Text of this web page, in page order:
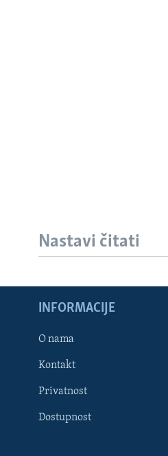
Learning English
Nastavi čitati
INFORMACIJE
O nama
Kontakt
Privatnost
Dostupnost